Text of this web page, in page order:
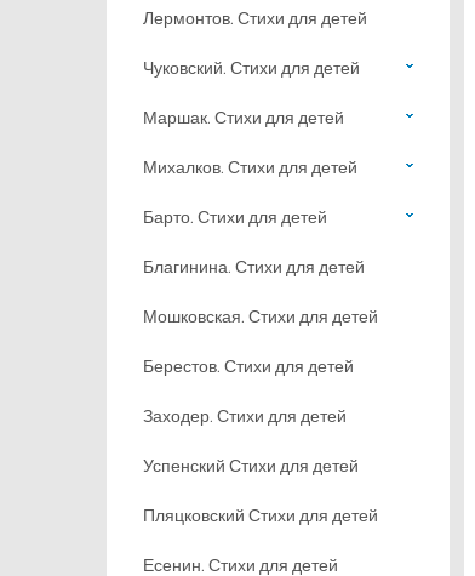
Лермонтов. Стихи для детей
Чуковский. Стихи для детей
Маршак. Стихи для детей
Михалков. Стихи для детей
Барто. Стихи для детей
Благинина. Стихи для детей
Мошковская. Стихи для детей
Берестов. Стихи для детей
Заходер. Стихи для детей
Успенский Стихи для детей
Пляцковский Стихи для детей
Есенин. Стихи для детей